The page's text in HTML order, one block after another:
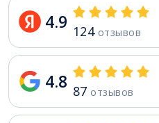
4.9 124отзывов
4.8 87 отзывов